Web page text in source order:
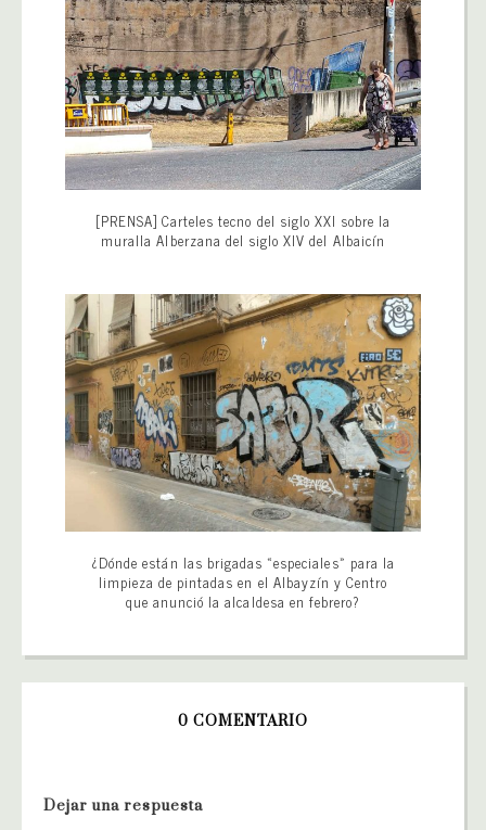
[PRENSA] Carteles tecno del siglo XXI sobre la
muralla Alberzana del siglo XIV del Albaicín
¿Dónde están las brigadas «especiales» para la
limpieza de pintadas en el Albayzín y Centro
que anunció la alcaldesa en febrero?
0 COMENTARIO
Dejar una respuesta